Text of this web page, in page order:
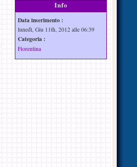
Info
Data inserimento :
lunedì, Giu 11th, 2012 alle 06:39
Categoria :
Fiorentina